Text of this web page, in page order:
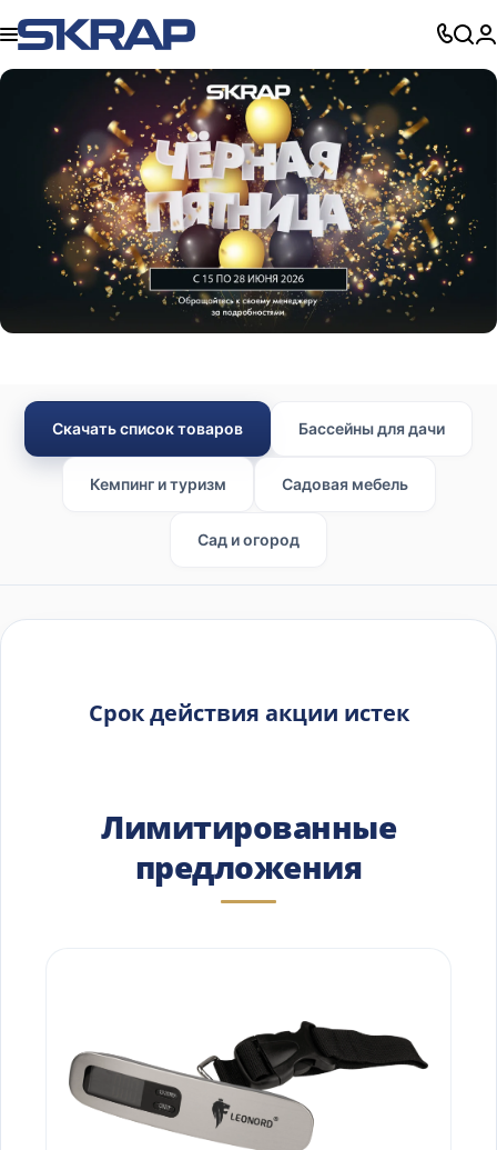
Скачать список товаров Бассейны для дачи
Кемпинг и туризм Садовая мебель
Сад и огород
Срок действия акции истек
Лимитированные
предложения